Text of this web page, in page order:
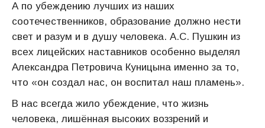
А по убеждению лучших из наших
соотечественников, образование должно нести
свет и разум и в душу человека. А.С. Пушкин из
всех лицейских наставников особенно выделял
Александра Петровича Куницына именно за то,
что «он создал нас, он воспитал наш пламень».
В нас всегда жило убеждение, что жизнь
человека, лишённая высоких воззрений и